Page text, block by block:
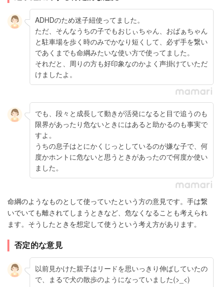
ADHDのため迷子紐使ってました。
ただ、そんなうちの子でもおじぃちゃん、おばぁちゃん
と駐車場を歩く時のみでかなり短くして、必ず手を繋い
であくまでも命綱みたいな使い方で使ってました。
それだと、周りの方も好印象なのかよく声掛けていただ
けましたよ。
でも、段々と成長して動きが活発になると目で追うのも
限界があったり危ないときにはあると助かるのも事実で
すよ。
うちの息子はとにかくじっとしているのが嫌な子で、何
度かホントに危ないと思うときがあったので何度か使い
ました。
命綱のようなものとして使っていたという方の意見です。手は繋
いでいても離されてしまうときなど、危なくなることも考えられ
ます。そうしたときを想定して使うという考え方があります。
否定的な意見
以前見かけた親子はリードを思いっきり伸ばしていたの
で、まるで犬の散歩のようになっていました(>_<)